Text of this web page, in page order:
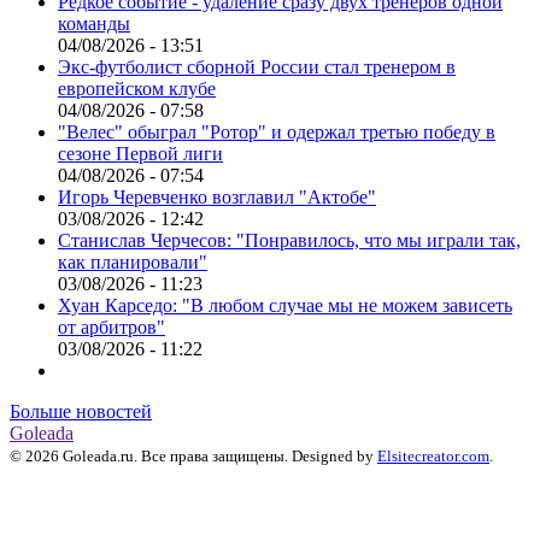
команды
04/08/2026 - 13:51
Экс-футболист сборной России стал тренером в
европейском клубе
04/08/2026 - 07:58
"Велес" обыграл "Ротор" и одержал третью победу в
сезоне Первой лиги
04/08/2026 - 07:54
Игорь Черевченко возглавил "Актобе"
03/08/2026 - 12:42
Станислав Черчесов: "Понравилось, что мы играли так,
как планировали"
03/08/2026 - 11:23
Хуан Карседо: "В любом случае мы не можем зависеть
от арбитров"
03/08/2026 - 11:22
Больше новостей
Goleada
© 2026 Goleada.ru. Все права защищены. Designed by Elsitecreator.com